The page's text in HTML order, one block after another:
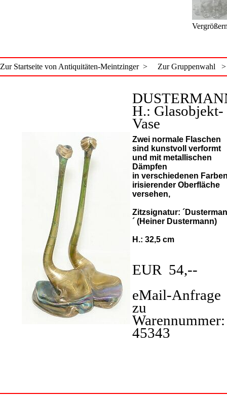
Zur Startseite von Antiquitäten-Meintzinger > Zur Gruppenwahl >
H.: Glasobjekt-
Vase
Zwei normale Flaschen
sind kunstvoll verformt
und mit metallischen
Dämpfen
in verschiedenen
irisierender Oberfläche
versehen,
Zitzsignatur:
´ (Heiner Dustermann)
H.: 32,5 cm
EUR 54,--
eMail-Anfrage
zu
Warennummer:
45343